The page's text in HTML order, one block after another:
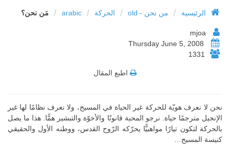
الرئيسية / من نحن - old / الحركة /
arabic
/ مَن نحن؟
1331
اطبع المقال
نحن لا نعرف هويّة للحركة غير الحياة في المسيح، ولا نعرف نظامًا لها غير
الإنجيل مترجمًا حياة. نرجو المحبة قانونًا والأخوّة والتبشير همًّا. هذا ما يصل
بالحركة لتكون تيارًا مواهبيًّا يحرّكه الرّوح القدس، ووطنه الأول والحقيقي
كنيسة المسيح…